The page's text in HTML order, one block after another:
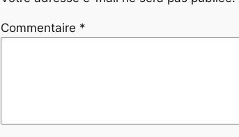
Commentaire *